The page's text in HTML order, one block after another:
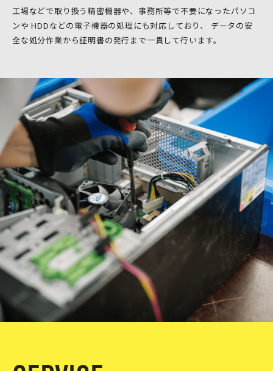
工場などで取り扱う精密機器や、事務所等で不要になったパソコ
ンや HDDなどの電子機器の処理にも対応しており、
データの安
全な処分作業から証明書の発行まで一貫して行います。